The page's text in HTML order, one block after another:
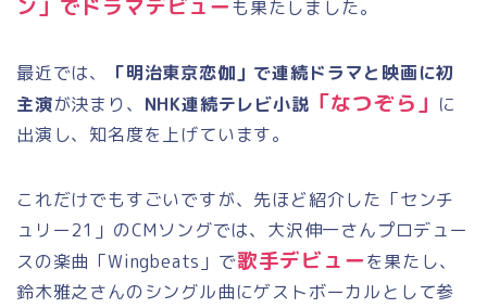
ン」でドラマデビューも果たしました。
最近では、
「明治東京恋伽」で連続ドラマと映画に初
主演が決まり、 NHK連続テレビ小説 「なつぞら」 に
出演し、知名度を上げています。
これだけでもすごいですが、先ほど紹介した「センチ
ュリー21 」のCMソングでは、大沢伸一さんプロデュー
スの楽曲「Wingbeats 」で歌手デビューを果たし、
鈴木雅之さんのシングル曲にゲストボーカルとして参